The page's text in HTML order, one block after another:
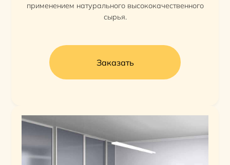
применением натурального высококачественного
сырья.
Заказать